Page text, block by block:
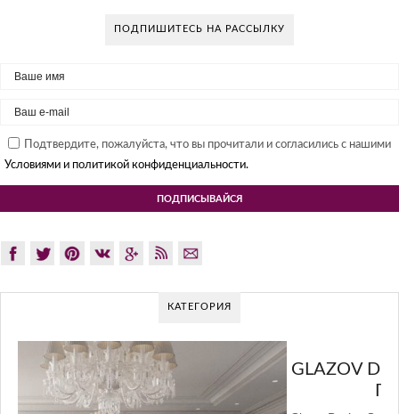
ПОДПИШИТЕСЬ НА РАССЫЛКУ
Подтвердите, пожалуйста, что вы прочитали и согласились с нашими
Условиями и политикой конфиденциальности.
КАТЕГОРИЯ